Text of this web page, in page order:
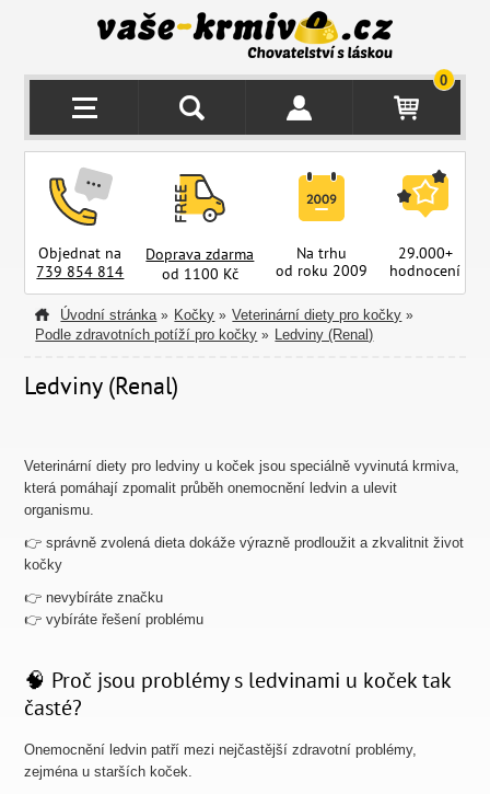
0
Objednat na
739 854 814
Doprava zdarma
od 1100 Kč
Na trhu
od roku 2009
29.000+
hodnocení
Úvodní stránka » Kočky » Veterinární diety pro kočky »
Podle zdravotních potíží pro kočky » Ledviny (Renal)
Ledviny (Renal)
Veterinární diety pro ledviny u koček jsou speciálně vyvinutá krmiva,
která pomáhají zpomalit průběh onemocnění ledvin a ulevit
organismu.
👉 správně zvolená dieta dokáže výrazně prodloužit a zkvalitnit život
kočky
👉 nevybíráte značku
👉 vybíráte řešení problému
🧠 Proč jsou problémy s ledvinami u koček tak
časté?
Onemocnění ledvin patří mezi nejčastější zdravotní problémy,
zejména u starších koček.